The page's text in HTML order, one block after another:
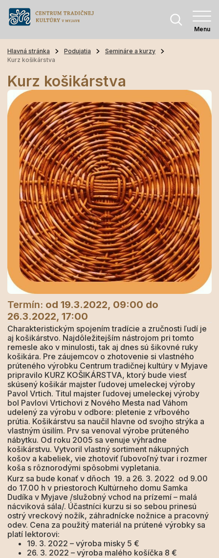
Menu
Hlavná stránka Podujatia
Semináre a kurzy
Kurz košikárstva
Kurz košikárstva
Termín: od 19.3.2022, 09:00 do
26.3.2022, 17:00
Charakteristickým spojením tradície a zručnosti ľudí je
aj košikárstvo. Najdôležitejším nástrojom pri tomto
remesle ako v minulosti, tak aj dnes sú šikovné ruky
košikára. Pre záujemcov o zhotovenie si vlastného
prúteného výrobku Centrum tradičnej kultúry v Myjave
pripravilo KURZ KOŠIKÁRSTVA, ktorý bude viesť
skúsený košikár majster ľudovej umeleckej výroby
Pavol Vrtich. Titul majster ľudovej umeleckej výroby
bol Pavlovi Vrtichovi z Nového Mesta nad Váhom
udelený za výrobu v odbore: pletenie z vŕbového
prútia. Košikárstvu sa naučil hlavne od svojho strýka a
vlastným úsilím. Prv sa venoval výrobe prúteného
nábytku. Od roku 2005 sa venuje výhradne
košikárstvu. Vytvoril vlastný sortiment nákupných
košov a kabeliek, vie zhotoviť ľubovoľný tvar i rozmer
koša s rôznorodými spôsobmi vypletania.
Kurz sa bude konať v dňoch 19. a 26. 3. 2022 od 9.00
do 17.00 h v priestoroch Kultúrneho domu Samka
Dudíka v Myjave /služobný vchod na prízemí – malá
nácviková sála/. Účastníci kurzu si so sebou prinesú
ostrý vreckový nožík, záhradnícke nožnice a pracovný
odev. Cena za použitý materiál na prútené výrobky sa
platí lektorovi:
19. 3. 2022 – výroba misky 5 €
26. 3. 2022 – výroba malého košíčka 8 €